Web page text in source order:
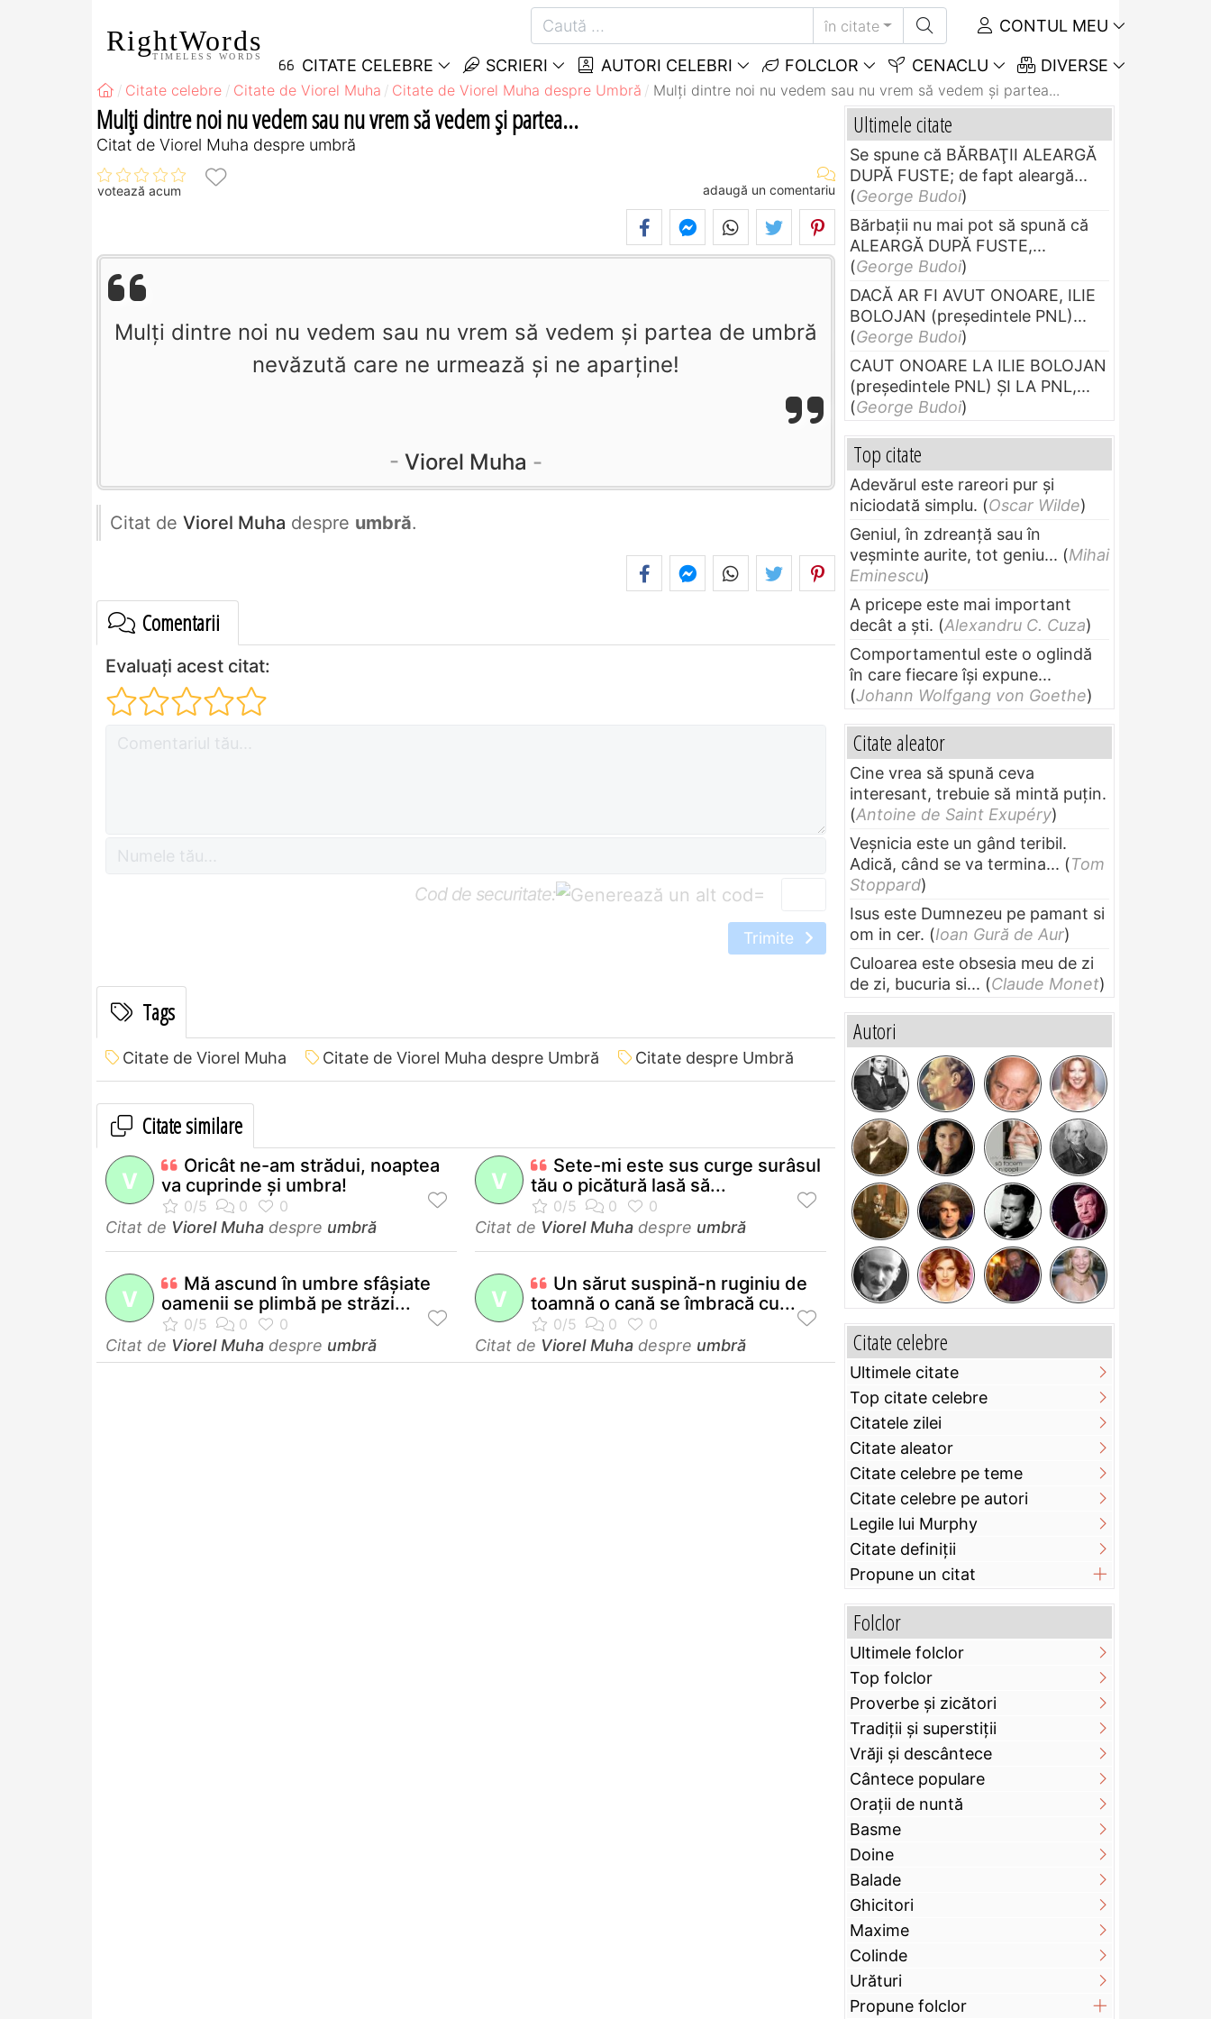
RightWords
TIMELESS WORDS
în citate CONTUL MEU
CITATE CELEBRE SCRIERI AUTORI CELEBRI FOLCLOR CENACLU DIVERSE
Citate celebre Citate de Viorel Muha Citate de Viorel Muha despre Umbră Mulţi dintre noi nu vedem sau nu vrem să vedem şi partea...
Mulţi dintre noi nu vedem sau nu vrem să vedem şi partea...
Citat de Viorel Muha despre umbră
votează acum adaugă un comentariu
Mulţi dintre noi nu vedem sau nu vrem să vedem şi partea de umbră
nevăzută care ne urmează şi ne aparţine!
Viorel Muha
Citat de Viorel Muha despre umbră.
Comentarii
Evaluați acest citat:
Cod de securitate: =
Trimite
Tags
Citate de Viorel Muha Citate de Viorel Muha despre Umbră Citate despre Umbră
Citate similare
V
Oricât ne-am strădui, noaptea
va cuprinde şi umbra!
Citat de Viorel Muha despre umbră
V
Sete-mi este sus curge surâsul
tău o picătură lasă să...
Citat de Viorel Muha despre umbră
V
Mă ascund în umbre sfâşiate
oamenii se plimbă pe străzi...
Citat de Viorel Muha despre umbră
V
Un sărut suspină-n ruginiu de
toamnă o cană se îmbracă cu...
Citat de Viorel Muha despre umbră
Ultimele citate
Se spune că BĂRBAŢII ALEARGĂ
DUPĂ FUSTE; de fapt aleargă...
(George Budoi)
Bărbaţii nu mai pot să spună că
ALEARGĂ DUPĂ FUSTE,...
(George Budoi)
DACĂ AR FI AVUT ONOARE, ILIE
BOLOJAN (preşedintele PNL)...
(George Budoi)
CAUT ONOARE LA ILIE BOLOJAN
(preşedintele PNL) ŞI LA PNL,...
(George Budoi)
Top citate
Adevărul este rareori pur și
niciodată simplu. (Oscar Wilde)
Geniul, în zdreanţă sau în
veşminte aurite, tot geniu... (Mihai
Eminescu)
A pricepe este mai important
decât a ști. (Alexandru C. Cuza)
Comportamentul este o oglindă
în care fiecare își expune...
(Johann Wolfgang von Goethe)
Citate aleator
Cine vrea să spună ceva
interesant, trebuie să mintă puțin.
(Antoine de Saint Exupéry)
Veșnicia este un gând teribil.
Adică, când se va termina... (Tom
Stoppard)
Isus este Dumnezeu pe pamant si
om in cer. (Ioan Gură de Aur)
Culoarea este obsesia meu de zi
de zi, bucuria si... (Claude Monet)
Autori
Citate celebre
Ultimele citate
Top citate celebre
Citatele zilei
Citate aleator
Citate celebre pe teme
Citate celebre pe autori
Legile lui Murphy
Citate definiţii
Propune un citat
Folclor
Ultimele folclor
Top folclor
Proverbe și zicători
Tradiții și superstiții
Vrăji și descântece
Cântece populare
Orații de nuntă
Basme
Doine
Balade
Ghicitori
Maxime
Colinde
Urături
Propune folclor